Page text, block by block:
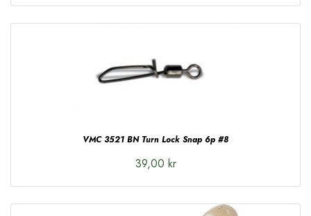
VMC 3521 BN Turn Lock Snap 6p #8
39,00 kr